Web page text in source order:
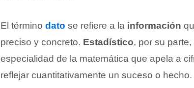
El término dato se refiere a la información
preciso y concreto. Estadístico, por su
especialidad de la matemática que apela a
reflejar cuantitativamente un suceso o hecho.